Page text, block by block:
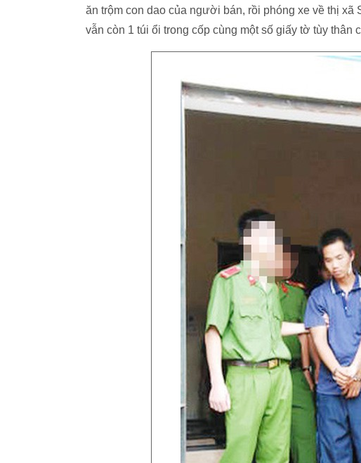
ăn trộm con dao của người bán, rồi phóng xe về thị
vẫn còn 1 túi ổi trong cốp cùng một số giấy tờ tùy thân